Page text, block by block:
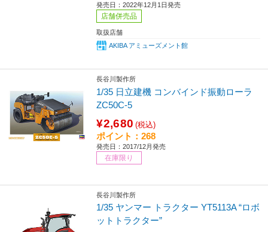
発売日：2022年12月1日発売
店舗併売品
取扱店舗
AKIBA アミューズメント館
長谷川製作所
1/35 日立建機 コンバインド振動ローラ
ZC50C-5
¥2,680 (税込)
ポイント：268
発売日：2017/12月発売
在庫限り
長谷川製作所
1/35 ヤンマー トラクター YT5113A “ロボ
ットトラクター”